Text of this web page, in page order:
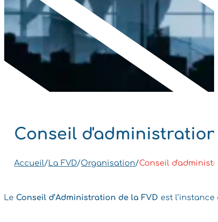
Conseil d'administration
Accueil/La FVD/Organisation/Conseil
Le Conseil d’Administration de la FVD est